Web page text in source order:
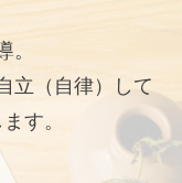
。
立（自律）して
す。